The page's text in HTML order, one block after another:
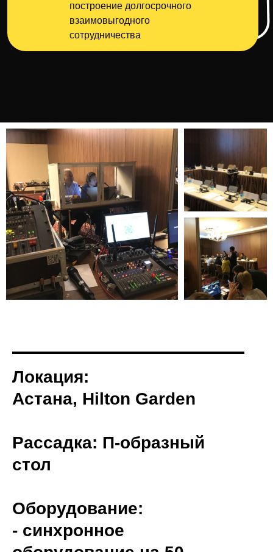
построение долгосрочного
взаимовыгодного
сотрудничества
Локация:
Астана, Hilton Garden
Рассадка: П-образный
стол
Оборудование:
- синхронное